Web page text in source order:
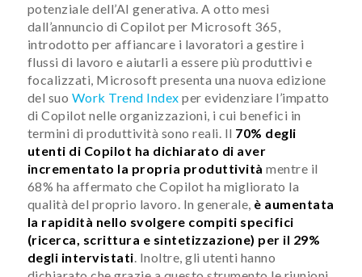
potenziale dell’AI generativa. A otto mesi
dall’annuncio di Copilot per Microsoft 365,
introdotto per affiancare i lavoratori a gestire i
flussi di lavoro e aiutarli a essere più produttivi e
focalizzati, Microsoft presenta una nuova edizione
del suo Work Trend Index per evidenziare l’impatto
di Copilot nelle organizzazioni, i cui benefici in
termini di produttività sono reali. Il 70% degli
utenti di Copilot ha dichiarato di aver
incrementato la propria produttività mentre il
68% ha affermato che Copilot ha migliorato la
qualità del proprio lavoro. In generale, è aumentata
la rapidità nello svolgere compiti specifici
(ricerca, scrittura e sintetizzazione) per il 29%
degli intervistati. Inoltre, gli utenti hanno